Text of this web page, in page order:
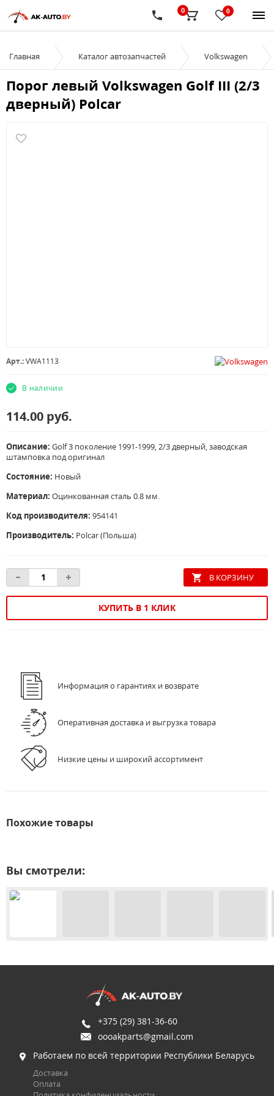
0
0
Главная Каталог автозапчастей Volkswagen
Порог левый Volkswagen Golf III (2/3
дверный) Polcar
Арт.:VWA1113
В наличии
114.00 руб.
Описание: Golf 3 поколение 1991-1999, 2/3 дверный, заводская
штамповка под оригинал
Состояние: Новый
Материал: Оцинкованная сталь 0.8 мм.
Код производителя: 954141
Производитель: Polcar (Польша)
КУПИТЬ В 1 КЛИК
Информация о гарантиях и возврате
Оперативная доставка и выгрузка товара
Низкие цены и широкий ассортимент
Похожие товары
Вы смотрели:
+375 (29) 381-36-60
oooakparts@gmail.com
Работаем по всей территории Республики Беларусь
Доставка
Оплата